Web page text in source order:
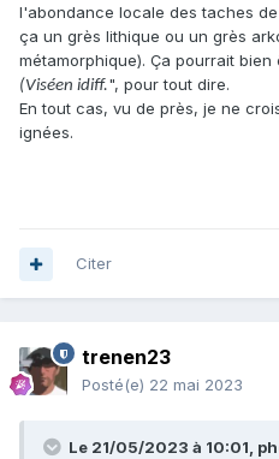
l'abondance locale des taches
ça un grès lithique ou un grès
métamorphique). Ça pourrait bien
(Viséen idiff.", pour tout dire.
En tout cas, vu de près, je ne
ignées.
Citer
trenen23
Posté(e) 22 mai 2023
Le 21/05/2023 à 10:01,